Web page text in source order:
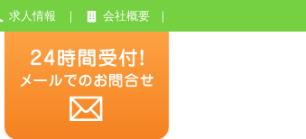
求人情報 会社概要